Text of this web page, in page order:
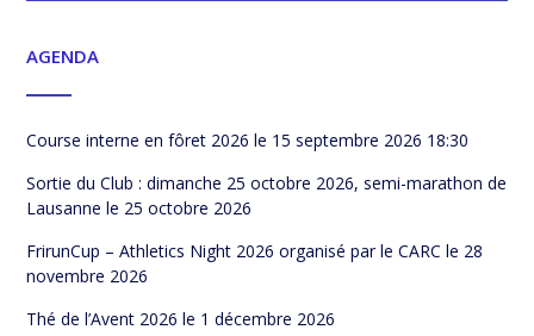
AGENDA
Course interne en fôret 2026 le 15 septembre 2026 18:30
Sortie du Club : dimanche 25 octobre 2026, semi-marathon de
Lausanne le 25 octobre 2026
FrirunCup – Athletics Night 2026 organisé par le CARC le 28
novembre 2026
Thé de l’Avent 2026 le 1 décembre 2026